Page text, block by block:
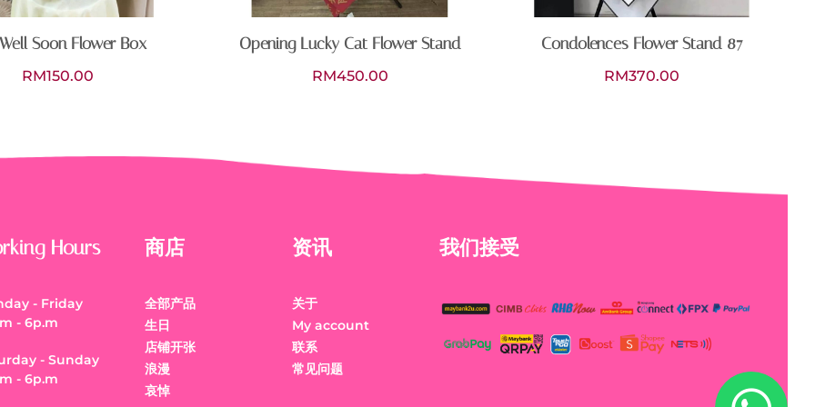
Soon Flower Box
RM150.00
Opening Lucky Cat Flower Stand
RM450.00
Condolences Flower Stand 87
RM370.00
Hours
- Friday
- 6p.m
- Sunday
- 6p.m
商店
全部产品
生日
店铺开张
浪漫
哀悼
资讯
关于
My account
联系
常见问题
我们接受